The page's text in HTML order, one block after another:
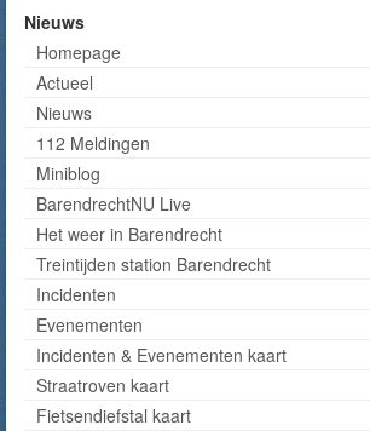
Nieuws
Homepage
Actueel
Nieuws
112 Meldingen
Miniblog
BarendrechtNU Live
Het weer in Barendrecht
Treintijden station Barendrecht
Incidenten
Evenementen
Incidenten & Evenementen kaart
Straatroven kaart
Fietsendiefstal kaart